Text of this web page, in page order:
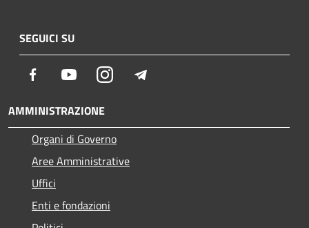
SEGUICI SU
Facebook YoutubeInstagram
AMMINISTRAZIONE
Organi di Governo
Aree Amministrative
Uffici
Enti e fondazioni